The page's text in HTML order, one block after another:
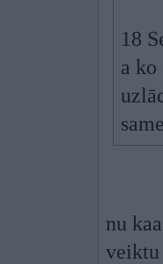
18
a ko
nu
veiktu